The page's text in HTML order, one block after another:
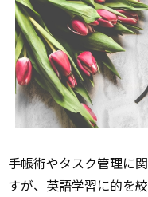
手帳術やタスク管理に
すが、英語学習に的を